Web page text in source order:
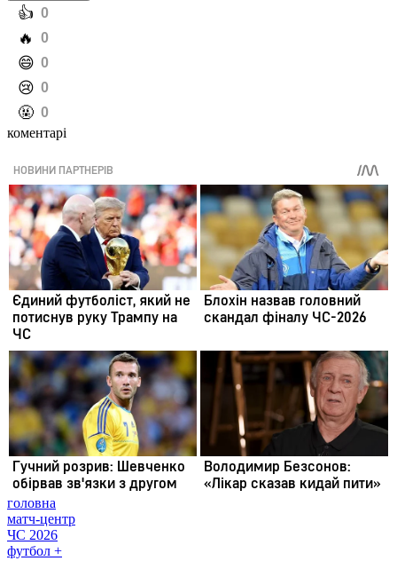
️👍 0
️🔥 0
️😄 0
️😢 0
️🤬 0
коментарі
головна
матч-центр
ЧС 2026
футбол +